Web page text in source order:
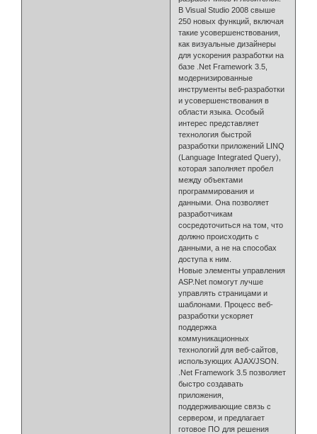
В Visual Studio 2008 свыше
250 новых функций, включая
такие усовершенствования,
как визуальные дизайнеры
для ускорения разработки на
базе .Net Framework 3.5,
модернизированные
инструменты веб-разработки
и усовершенствования в
области языка. Особый
интерес представляет
технология быстрой
разработки приложений LINQ
(Language Integrated Query),
которая заполняет пробел
между объектами
программирования и
данными. Она позволяет
разработчикам
сосредоточиться на том, что
должно происходить с
данными, а не на способах
доступа к ним.
Новые элементы управления
ASP.Net помогут лучше
управлять страницами и
шаблонами. Процесс веб-
разработки ускоряет
поддержка
коммуникационных
технологий для веб-сайтов,
использующих AJAX/JSON.
.Net Framework 3.5 позволяет
быстро создавать
приложения,
поддерживающие связь с
сервером, и предлагает
готовое ПО для решения